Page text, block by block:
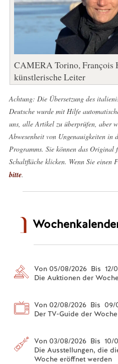
CAMERA Torino, François
künstlerische Leiter
Achtung: Die Übersetzung des
Deutsche wurde mit Hilfe
uns, alle Artikel zu überprüfen, aber
Abwesenheit von Ungenauigkeiten in
Programms. Sie können das
Schaltfläche klicken. Wenn Sie einen
bitte.
Von 05/08/2026 Bis 12/
Die Auktionen der Woche
Von 02/08/2026 Bis 09/
Der TV-Guide der Woche
Von 03/08/2026 Bis 10/
Die Ausstellungen, die
Woche eröffnet werden